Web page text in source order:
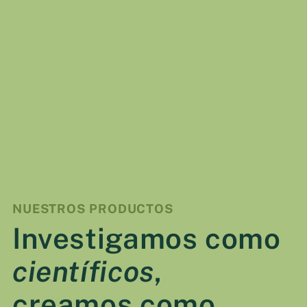
NUESTROS PRODUCTOS
Investigamos como
científicos,